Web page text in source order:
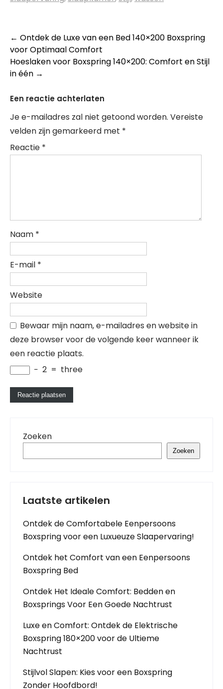
Berichtnavigatie
← Ontdek de Luxe van een Bed 140×200 Boxspring
voor Optimaal Comfort
Hoeslaken voor Boxspring 140×200: Comfort en Stijl
in één →
Een reactie achterlaten
Je e-mailadres zal niet getoond worden. Vereiste
velden zijn gemarkeerd met *
Reactie *
Naam *
E-mail *
Website
Bewaar mijn naam, e-mailadres en website in
deze browser voor de volgende keer wanneer ik
een reactie plaats.
− 2 = three
Zoeken
Zoeken
Laatste artikelen
Ontdek de Comfortabele Eenpersoons
Boxspring voor een Luxueuze Slaapervaring!
Ontdek het Comfort van een Eenpersoons
Boxspring Bed
Ontdek Het Ideale Comfort: Bedden en
Boxsprings Voor Een Goede Nachtrust
Luxe en Comfort: Ontdek de Elektrische
Boxspring 180×200 voor de Ultieme
Nachtrust
Stijlvol Slapen: Kies voor een Boxspring
Zonder Hoofdbord!